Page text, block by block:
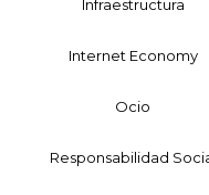
Infraestructura
Internet Economy
Ocio
Responsabilidad